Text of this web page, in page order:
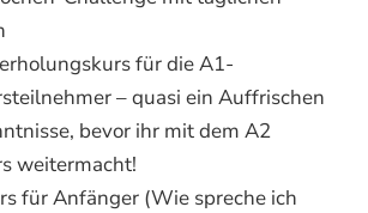
für die A1-
– quasi ein Auffrischen
bevor ihr mit dem A2
weitermacht!
für Anfänger (Wie spreche ich